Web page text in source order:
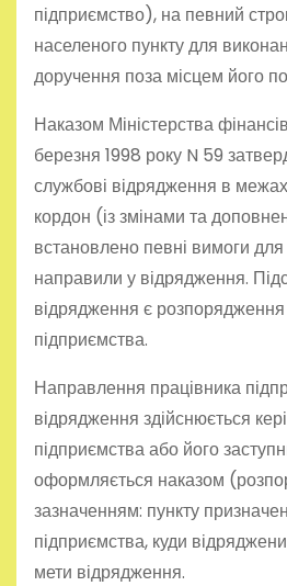
підприємство), на певний
населеного пункту для
доручення поза місцем його
Наказом Міністерства
березня 1998 року N 59
службові відрядження в
кордон (із змінами та
встановлено певні вимоги для
направили у відрядження.
відрядження є розпорядження
підприємства.
Направлення працівника
відрядження здійснюється
підприємства або його
оформляється наказом
зазначенням: пункту
підприємства, куди
мети відрядження.